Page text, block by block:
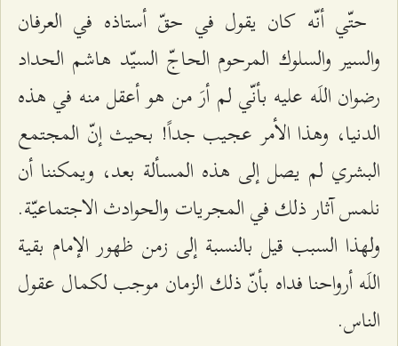
حتّي أنّه كان يقول في حقّ أستاذه في العرفان
والسير والسلوك المرحوم الحاجّ السيّد هاشم الحداد
رضوان اللَه عليه بأنّي لم أرَ من هو أعقل منه في هذه
الدنيا، وهذا الأمر عجيب جداً! بحيث إنّ المجتمع
البشري لم يصل إلى هذه المسألة بعد، ويمكننا أن
نلمس آثار ذلك في المجريات والحوادث الاجتماعيّة.
ولهذا السبب قيل بالنسبة إلى زمن ظهور الإمام بقية
اللَه أرواحنا فداه بأنّ ذلك الزمان موجب لكمال عقول
الناس.